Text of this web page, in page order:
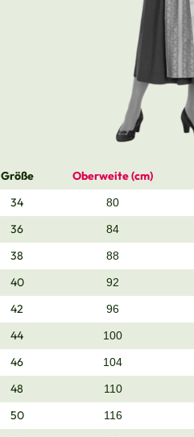
Größe Oberweite (cm)
34
80
36 84
38 88
40 92
42 96
44 100
46 104
48 110
50 116